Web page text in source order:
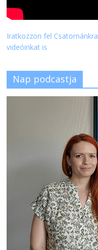
Iratkozzon fel
videóinkat is
Nap podcastja